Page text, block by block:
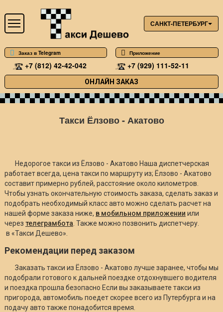
САНКТ-ПЕТЕРБУРГ
Заказ в Telegram Приложение
+7 (812) 42-42-042 +7 (929) 111-52-11
ОНЛАЙН ЗАКАЗ
Такси Ёлзово - Акатово
Недорогое такси из Ёлзово - Акатово Наша диспетчерская
работает всегда, цена такси по маршруту из; Ёлзово - Акатово
составит примерно рублей, расстояние около километров.
Чтобы узнать окончательную стоимость заказа, сделать заказ и
подобрать необходимый класс авто можно сделать расчет на
нашей форме заказа ниже, в мобильном приложении или
через телеграмбота . Также можно позвонить диспетчеру.
в «Такси Дешево».
Рекомендации перед заказом
Заказать такси из Ёлзово - Акатово лучше заранее, чтобы мы
подобрали готового к дальней поездке отдохнувшего водителя
и поездка прошла безопасно Если вы заказываете такси из
пригорода, автомобиль поедет скорее всего из Путербурга и на
подачу авто также понадобится время.